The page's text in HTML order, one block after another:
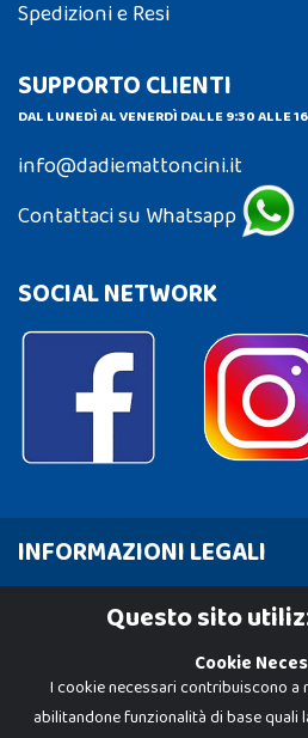
Spedizioni e Resi
SUPPORTO CLIENTI
DAL LUNEDÌ AL VENERDÌ DALLE 9:30 ALLE
info@dadiemattoncini.it
Contattaci su Whatsapp
SOCIAL NETWORK
INFORMAZIONI LEGALI
Cookie PolicyQuesto sito
Cookie
I cookie necessari contribuiscono a
abilitandone funzionalità di base quali